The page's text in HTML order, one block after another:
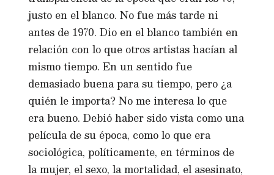
justo en el blanco. No fue más tarde ni
antes de 1970. Dio en el blanco también en
relación con lo que otros artistas hacían al
mismo tiempo. En un sentido fue
demasiado buena para su tiempo, pero ¿a
quién le importa? No me interesa lo que
era bueno. Debió haber sido vista como una
película de su época, como lo que era
sociológica, políticamente, en términos de
la mujer, el sexo, la mortalidad, el asesinato,